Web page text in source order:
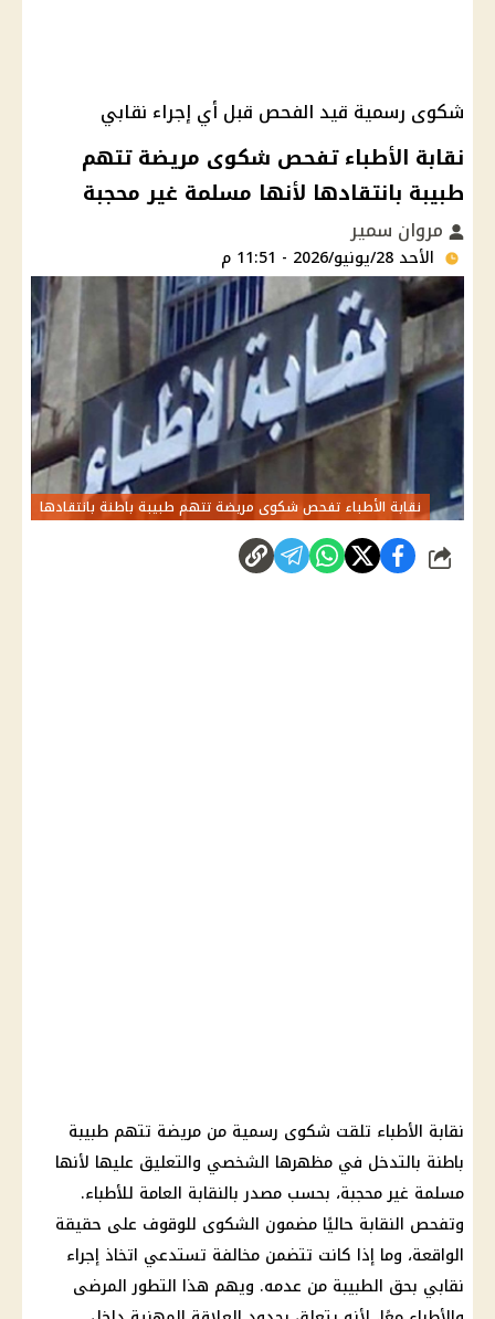
شكوى رسمية قيد الفحص قبل أي إجراء نقابي
نقابة الأطباء تفحص شكوى مريضة تتهم
طبيبة بانتقادها لأنها مسلمة غير محجبة
مروان سمير
الأحد 28/يونيو/2026 - 11:51 م
نقابة الأطباء تفحص شكوى مريضة تتهم طبيبة باطنة بانتقادها
شارك
نقابة الأطباء تلقت شكوى رسمية من مريضة تتهم طبيبة
باطنة بالتدخل في مظهرها الشخصي والتعليق عليها لأنها
مسلمة غير محجبة، بحسب مصدر بالنقابة العامة للأطباء.
وتفحص النقابة حاليًا مضمون الشكوى للوقوف على حقيقة
الواقعة، وما إذا كانت تتضمن مخالفة تستدعي اتخاذ إجراء
نقابي بحق الطبيبة من عدمه. ويهم هذا التطور المرضى